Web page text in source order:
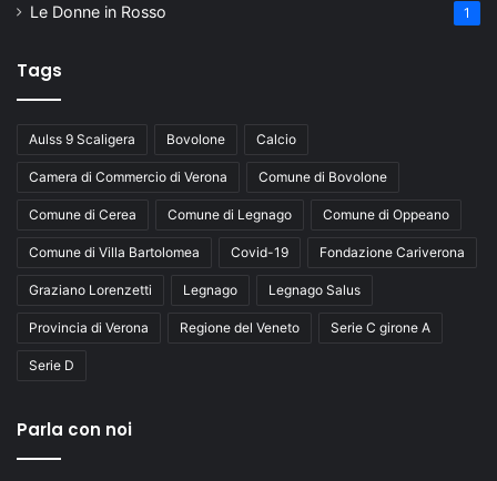
Le Donne in Rosso 1
Tags
Aulss 9 Scaligera Bovolone Calcio
Camera di Commercio di Verona Comune di Bovolone
Comune di Cerea Comune di Legnago Comune di Oppeano
Comune di Villa Bartolomea Covid-19 Fondazione Cariverona
Graziano Lorenzetti Legnago Legnago Salus
Provincia di Verona Regione del Veneto Serie C girone A
Serie D
Parla con noi